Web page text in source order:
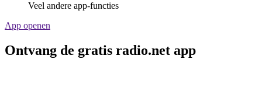
Veel andere app-functies
App openen
Ontvang de gratis radio.net app